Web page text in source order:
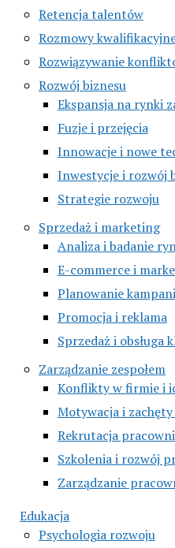
Retencja talentów
Rozmowy
Rozwiązywanie
Rozwój biznesu
Ekspansja na rynki
Fuzje i przejęcia
Innowacje i nowe
Inwestycje i rozwój
Strategie rozwoju
Sprzedaż i marketing
Analiza i badanie
E-commerce i
Planowanie
Promocja i reklama
Sprzedaż i obsługa
Zarządzanie zespołem
Konflikty w firmie i
Motywacja i
Rekrutacja
Szkolenia i rozwój
Zarządzanie
Edukacja
Psychologia rozwoju